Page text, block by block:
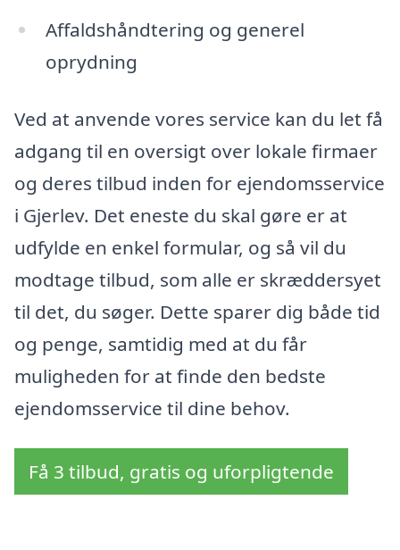
Affaldshåndtering og generel
oprydning
Ved at anvende vores service kan du let få
adgang til en oversigt over lokale firmaer
og deres tilbud inden for ejendomsservice
i Gjerlev. Det eneste du skal gøre er at
udfylde en enkel formular, og så vil du
modtage tilbud, som alle er skræddersyet
til det, du søger. Dette sparer dig både tid
og penge, samtidig med at du får
muligheden for at finde den bedste
ejendomsservice til dine behov.
Få 3 tilbud, gratis og uforpligtende